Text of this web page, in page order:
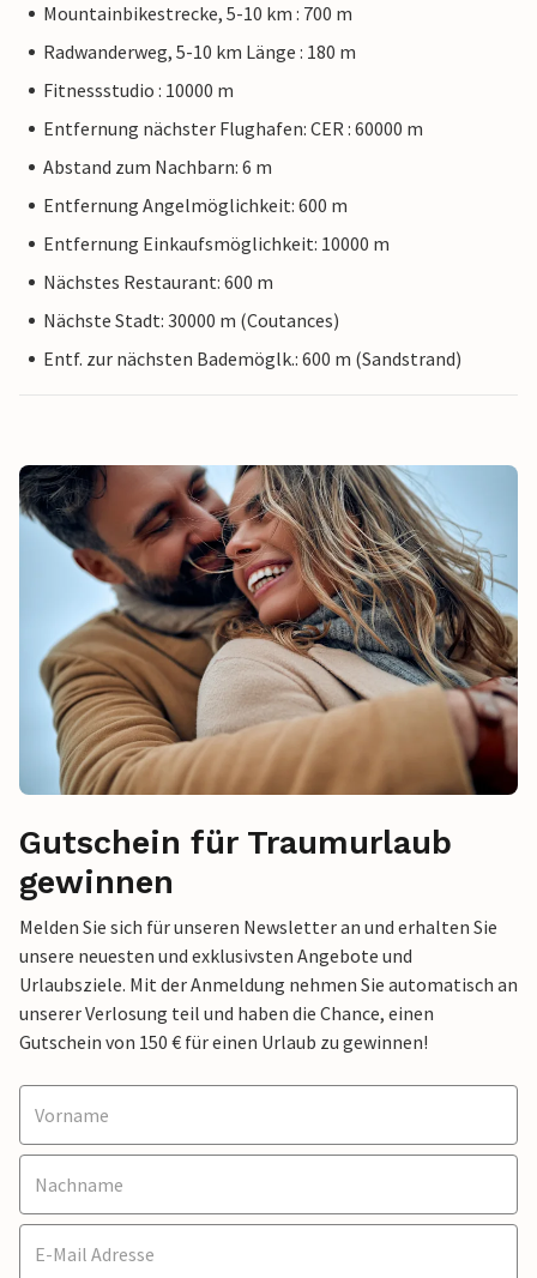
Mountainbikestrecke, 5-10 km : 700 m
Radwanderweg, 5-10 km Länge : 180 m
Fitnessstudio : 10000 m
Entfernung nächster Flughafen: CER : 60000 m
Abstand zum Nachbarn: 6 m
Entfernung Angelmöglichkeit: 600 m
Entfernung Einkaufsmöglichkeit: 10000 m
Nächstes Restaurant: 600 m
Nächste Stadt: 30000 m (Coutances)
Entf. zur nächsten Bademöglk.: 600 m (Sandstrand)
Gutschein für Traumurlaub
gewinnen
Melden Sie sich für unseren Newsletter an und erhalten Sie
unsere neuesten und exklusivsten Angebote und
Urlaubsziele. Mit der Anmeldung nehmen Sie automatisch an
unserer Verlosung teil und haben die Chance, einen
Gutschein von 150 € für einen Urlaub zu gewinnen!